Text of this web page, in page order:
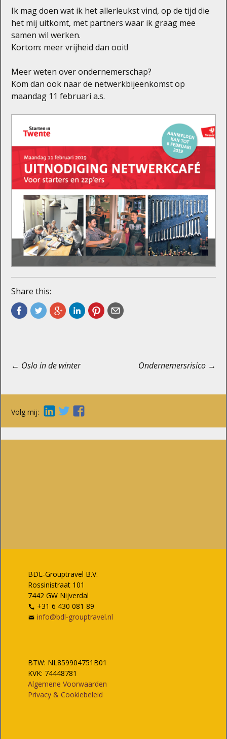
Ik mag doen wat ik het allerleukst vind, op de tijd die
het mij uitkomt, met partners waar ik graag mee
samen wil werken.
Kortom: meer vrijheid dan ooit!
Meer weten over ondernemerschap?
Kom dan ook naar de netwerkbijeenkomst op
maandag 11 februari a.s.
Share this:
Berichtnavigatie
← Oslo in de winter Ondernemersrisico →
Volg mij:
BDL-Grouptravel B.V.
Rossinistraat 101
7442 GW Nijverdal
+31 6 430 081 89
info@bdl-grouptravel.nl
BTW: NL859904751B01
KVK: 74448781
Algemene Voorwaarden
Privacy & Cookiebeleid